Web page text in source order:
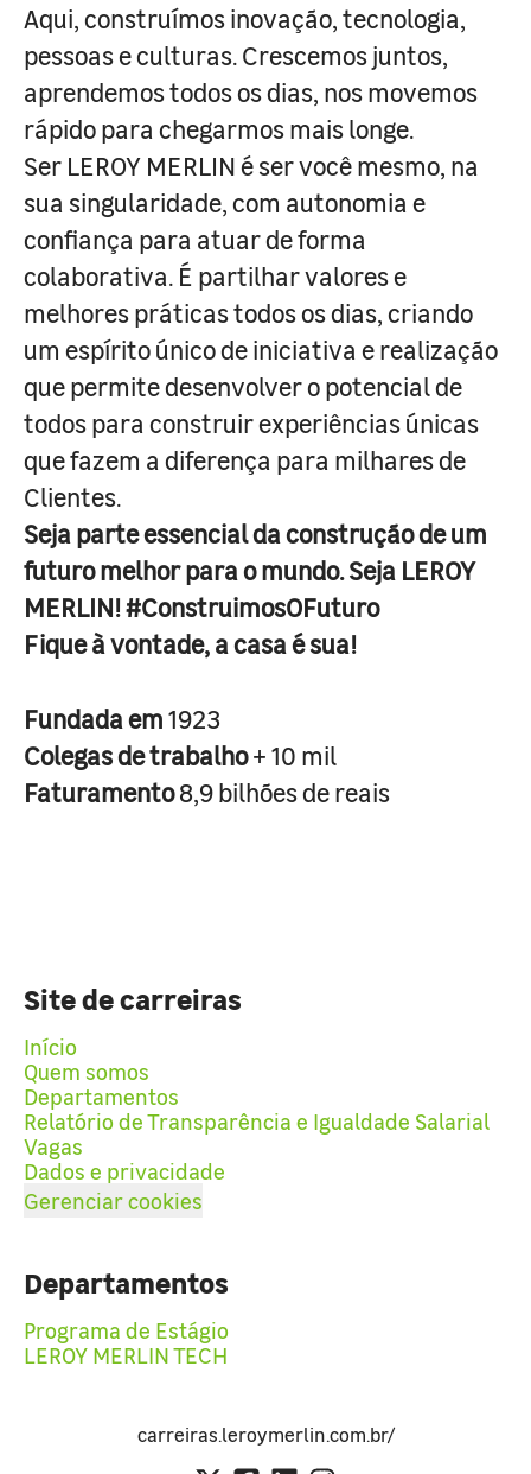
Aqui, construímos inovação, tecnologia,
pessoas e culturas. Crescemos juntos,
aprendemos todos os dias, nos movemos
rápido para chegarmos mais longe.
Ser LEROY MERLIN é ser você mesmo, na
sua singularidade, com autonomia e
confiança para atuar de forma
colaborativa. É partilhar valores e
melhores práticas todos os dias, criando
um espírito único de iniciativa e realização
que permite desenvolver o potencial de
todos para construir experiências únicas
que fazem a diferença para milhares de
Clientes.
Seja parte essencial da construção de um
futuro melhor para o mundo. Seja LEROY
MERLIN! #ConstruimosOFuturo
Fique à vontade, a casa é sua!
Fundada em1923
Colegas de trabalho+ 10 mil
Faturamento8,9 bilhões de reais
Site de carreiras
Início
Quem somos
Departamentos
Relatório de Transparência e Igualdade Salarial
Vagas
Dados e privacidade
Gerenciar cookies
Departamentos
Programa de Estágio
LEROY MERLIN TECH
carreiras.leroymerlin.com.br/